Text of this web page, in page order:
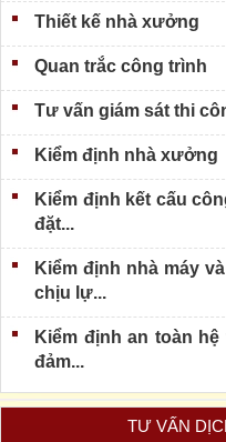
Thiết kế nhà xưởng
Quan trắc công trình
Tư vấn giám sát thi
Kiểm định nhà xưởng
Kiểm định kết cấu
đặt...
Kiểm định nhà máy
chịu lự...
Kiểm định an toàn
đảm...
TƯ VẤN